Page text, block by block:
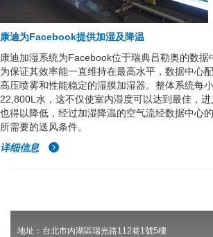
康迪为Facebook提供加湿及降温
康迪加湿系统为Facebook位于瑞典吕勒奥的数据
为保证其效率能一直维持在最高水平，数据中心
高压喷雾和性能稳定的湿膜加湿器。整体系统每
22,800L水，这不仅使室内湿度可以达到最佳，
也得以降低，经过加湿降温的空气流经数据中心
所需要的送风条件。
详细信息
地址：台北市內湖區瑞光路112巷1號5樓